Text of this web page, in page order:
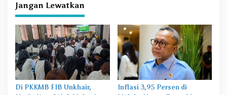
Jangan Lewatkan
Di PKKMB FIB Unkhair,
Inflasi 3,95 Persen di